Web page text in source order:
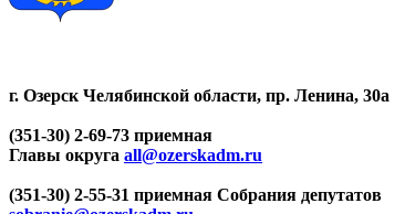
г. Озерск Челябинской области, пр. Ленина, 30а
(351-30) 2-69-73 приемная
Главы округа all@ozerskadm.ru
(351-30) 2-55-31 приемная Собрания депутатов